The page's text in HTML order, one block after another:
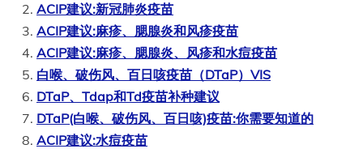
ACIP建议:新冠肺炎疫苗
ACIP建议:麻疹、腮腺炎和风疹疫苗
ACIP建议:麻疹、腮腺炎、风疹和水痘疫苗
白喉、破伤风、百日咳疫苗（DTaP）VIS
DTaP、Tdap和Td疫苗补种建议
DTaP(白喉、破伤风、百日咳)疫苗:你需要知道的
ACIP建议:水痘疫苗